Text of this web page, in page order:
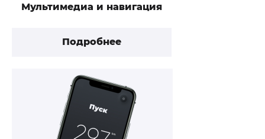
Мультимедиа и навигация
Подробнее